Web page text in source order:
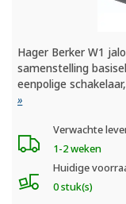
Hager Berker W1
samenstelling
eenpolige
»
Verwachte
1-2 weken
Huidige
0 stuk(s)